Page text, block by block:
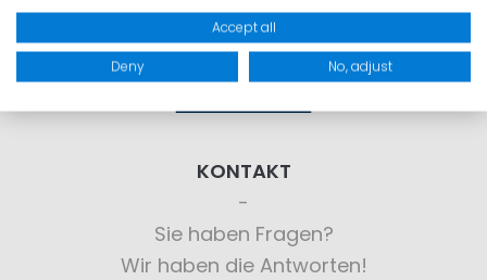
KONTAKT
Sie haben Fragen?
Wir haben die Antworten!
Accept all
Deny No, adjust